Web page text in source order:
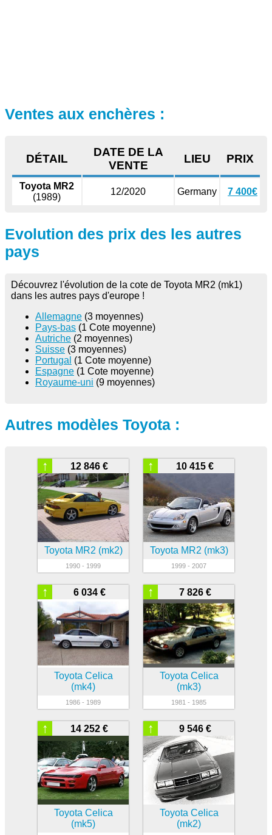
Ventes aux enchères :
DÉTAIL
DATE DE LA
VENTE
LIEU PRIX
Toyota MR2
(1989)
12/2020 Germany 7 400€
Evolution des prix des les autres
pays
Découvrez l'évolution de la cote de Toyota MR2 (mk1)
dans les autres pays d'europe !
Allemagne (3 moyennes)
Pays-bas (1 Cote moyenne)
Autriche (2 moyennes)
Suisse (3 moyennes)
Portugal (1 Cote moyenne)
Espagne (1 Cote moyenne)
Royaume-uni (9 moyennes)
Autres modèles Toyota :
12 846 €
↑
Toyota MR2 (mk2)
1990 - 1999
10 415 €
↑
Toyota MR2 (mk3)
1999 - 2007
6 034 €
↑
Toyota Celica
(mk4)
1986 - 1989
7 826 €
↑
Toyota Celica
(mk3)
1981 - 1985
14 252 €
↑
Toyota Celica
(mk5)
9 546 €
↑
Toyota Celica
(mk2)